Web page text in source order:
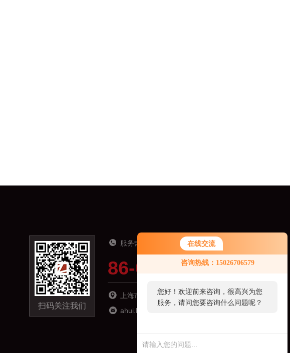
在线交流
咨询热线：15026706579
您好！欢迎前来咨询，很高兴为您
服务，请问您要咨询什么问题呢？
扫码关注我们
服务热线
86-021-51691919
上海市松江区南乐路1276弄115号8号楼6楼
ahui.hu@zhyqsensor.com